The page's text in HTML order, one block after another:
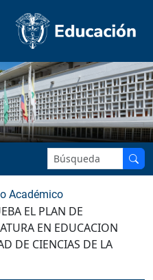
Buscar en el sitio:
Académico
EL PLAN DE
EN EDUCACION
DE CIENCIAS DE LA